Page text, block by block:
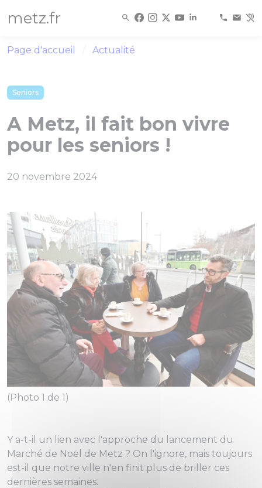
metz.fr
Page d'accueil Actualité
Seniors
A Metz, il fait bon vivre
pour les seniors !
20 novembre 2024
(Photo 1 de 1)
Y a-t-il un lien avec l'approche du lancement du
Marché de Noël de Metz ? On l'ignore, mais toujours
est-il que notre ville n'en finit plus de briller ces
dernières semaines.